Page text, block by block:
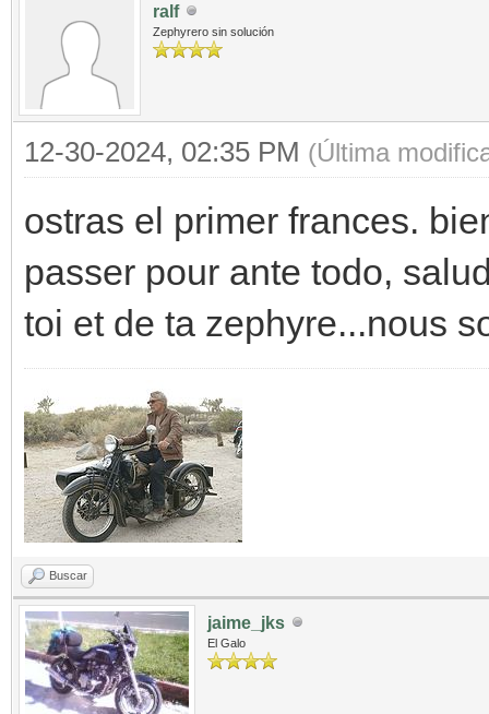
ralf
Zephyrero sin solución
12-30-2024, 02:35 PM (Última
ostras el primer frances.
passer pour ante todo,
toi et de ta zephyre...nous
Buscar
jaime_jks
El Galo